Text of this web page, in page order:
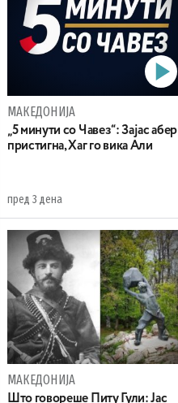
МАКЕДОНИЈА
„5 минути со Чавез“: Зајас абер
пристигна, Хаг го вика Али
пред 3 дена
МАКЕДОНИЈА
Што говореше Питу Гули: Јас